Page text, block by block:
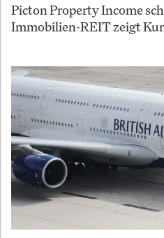
Picton Property Income
Immobilien-REIT zeigt